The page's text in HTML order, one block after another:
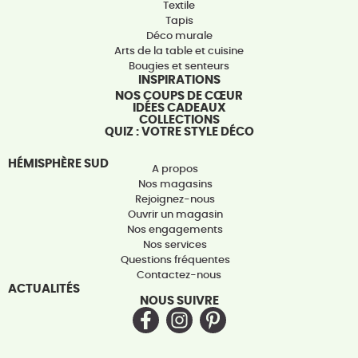
Textile
Tapis
Déco murale
Arts de la table et cuisine
Bougies et senteurs
INSPIRATIONS
NOS COUPS DE CŒUR
IDÉES CADEAUX
COLLECTIONS
QUIZ : VOTRE STYLE DÉCO
HÉMISPHÈRE SUD
A propos
Nos magasins
Rejoignez-nous
Ouvrir un magasin
Nos engagements
Nos services
Questions fréquentes
Contactez-nous
ACTUALITÉS
NOUS SUIVRE